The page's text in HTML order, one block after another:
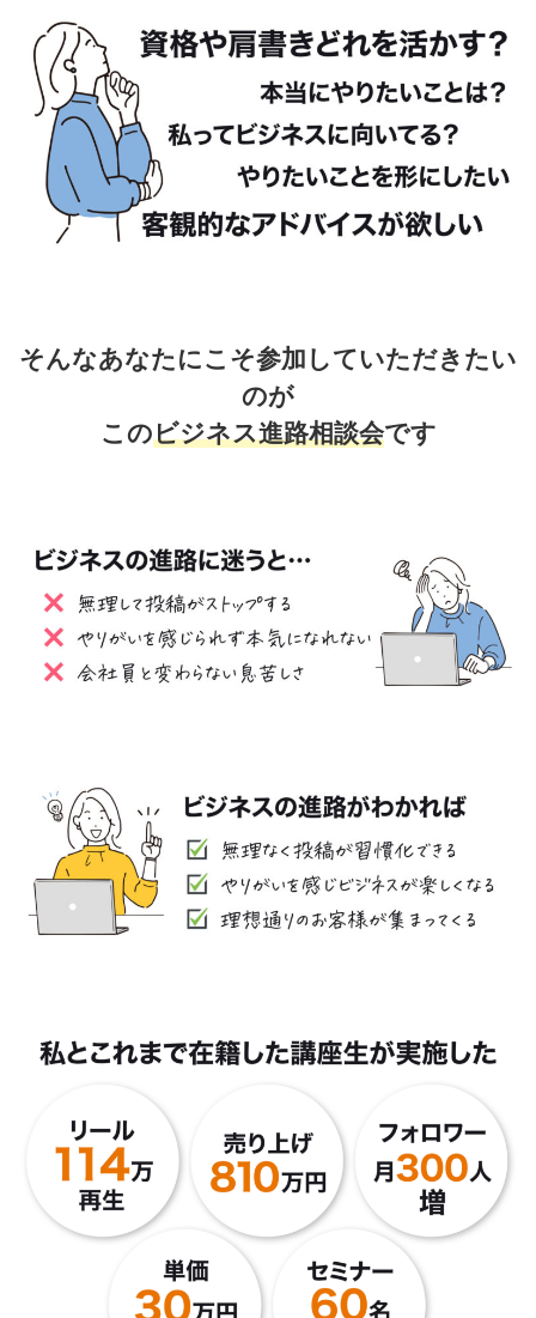
そんなあなたにこそ参加していただきたい
のが
このビジネス進路相談会です